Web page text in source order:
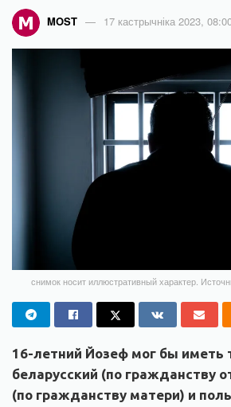
MOST 17 кастрычніка 2023,
снимок носит иллюстративный характер.
16-летний Йозеф мог бы иметь
беларусский (по гражданству
(по гражданству матери) и